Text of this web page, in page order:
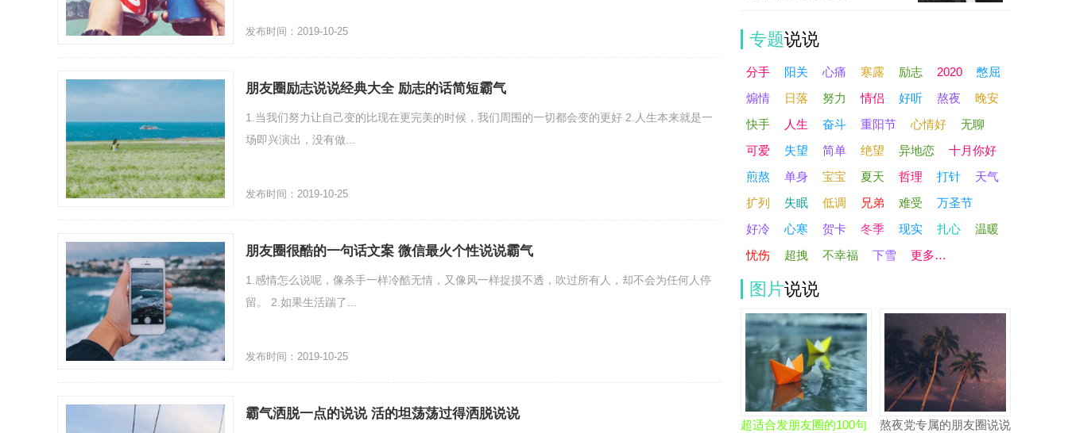
发布时间：2019-10-25
朋友圈励志说说经典大全 励志的话简短霸气
1.当我们努力让自己变的比现在更完美的时候，我们周围的一切都会变的更好 2.人生本来就是一
场即兴演出，没有做...
发布时间：2019-10-25
朋友圈很酷的一句话文案 微信最火个性说说霸气
1.感情怎么说呢，像杀手一样冷酷无情，又像风一样捉摸不透，吹过所有人，却不会为任何人停
留。 2.如果生活踹了...
发布时间：2019-10-25
霸气洒脱一点的说说 活的坦荡荡过得洒脱说说
专题说说
分手 阳关 心痛 寒露 励志 2020
憋屈
煽情
日落 努力 情侣 好听 熬夜
晚安
快手
人生 奋斗 重阳节 心情好
无聊
可爱
失望 简单 绝望 异地恋
十月你好
煎熬
单身 宝宝 夏天 哲理 打针
天气
扩列
失眠 低调 兄弟 难受
万圣节
好冷
心寒 贺卡 冬季 现实 扎心
温暖
忧伤
超拽 不幸福 下雪 更多…
图片说说
超适合发朋友圈的100句
熬夜党专属的朋友圈说说